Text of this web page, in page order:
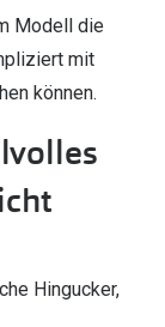
Modell die
mit
können.
Hingucker,